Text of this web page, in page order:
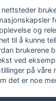
og
til å kunne
brukerene
ved
på våre
det er noe